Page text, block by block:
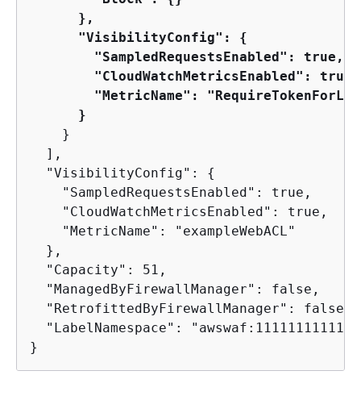
      },
      "VisibilityConfig":
{
        "SampledRequestsEnabled": true,
        "CloudWatchMetricsEnabled": true,
"MetricName":
      }
    }
  ],
  "VisibilityConfig":
{
    "SampledRequestsEnabled": true,
    "CloudWatchMetricsEnabled": true,
    "MetricName": "exampleWebACL"
  },
  "Capacity": 51,
  "ManagedByFirewallManager": false,
  "RetrofittedByFirewallManager": false,
"LabelNamespace":
}